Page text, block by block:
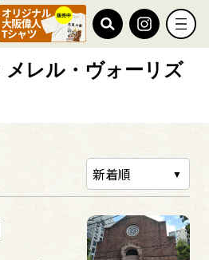
ォーリズ
レル・ヴォーリズ